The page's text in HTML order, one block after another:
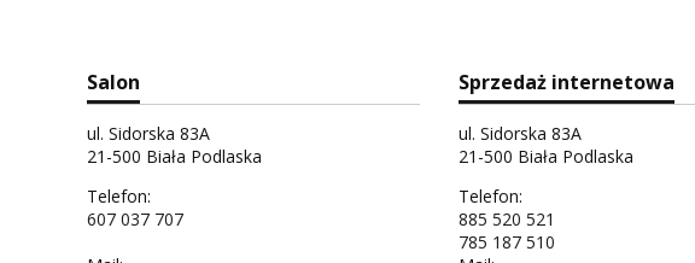
Salon
ul. Sidorska 83A
21-500 Biała Podlaska
Telefon:
607 037 707
Sprzedaż internetowa
ul. Sidorska 83A
21-500 Biała Podlaska
Telefon:
885 520 521
785 187 510